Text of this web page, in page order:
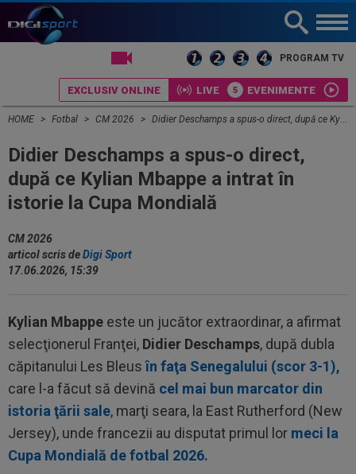
PROGRAM TV
EXCLUSIV ONLINE LIVE EVENIMENTE
HOME Fotbal CM 2026 Didier Deschamps a spus-o direct, după ce Kylian Mbappe a intrat în istorie la Cupa Mondială
Didier Deschamps a spus-o direct,
după ce Kylian Mbappe a intrat în
istorie la Cupa Mondială
CM 2026
articol scris deDigi Sport
17.06.2026, 15:39
Kylian Mbappe este un jucător extraordinar, a afirmat
selecţionerul Franţei, Didier Deschamps, după dubla
căpitanului Les Bleusîn faţa Senegalului (scor 3-1),
care l-a făcut să devină cel mai bun marcator din
istoria ţării sale, marţi seara, la East Rutherford (New
Jersey), unde francezii au disputat primul lor meci la
Cupa Mondială de fotbal 2026.